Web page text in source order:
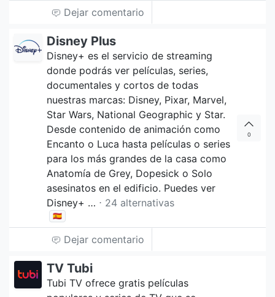
Dejar comentario
Disney Plus
Disney+ es el servicio de streaming
donde podrás ver películas, series,
documentales y cortos de todas
nuestras marcas: Disney, Pixar, Marvel,
Star Wars, National Geographic y Star.
Desde contenido de animación como
Encanto o Luca hasta películas o series
para los más grandes de la casa como
Anatomía de Grey, Dopesick o Solo
asesinatos en el edificio. Puedes ver
Disney+ … ⋅ 24 alternativas
🇪🇸
0
Dejar comentario
TV Tubi
Tubi TV ofrece gratis películas